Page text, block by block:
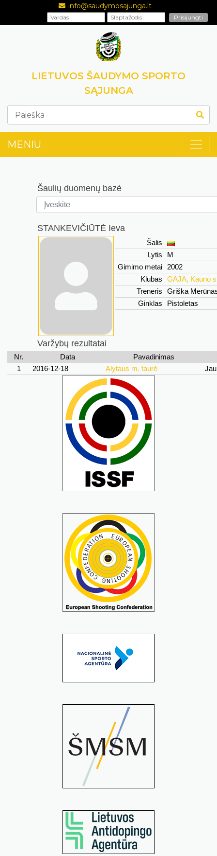
info@saudymosajunga.lt
LIETUVOS ŠAUDYMO SPORTO
SĄJUNGA
MENIU
Šaulių duomenų bazė
STANKEVIČIŪTĖ Ieva
Šalis
Lytis
M
Gimimo metai
2002
Klubas
GAJA, Kauno
Treneris
Griška
Ginklas
Pistoletas
Varžybų rezultatai
Nr. Data
Pavadinimas
1
2016-12-18 Alytaus m. taurė